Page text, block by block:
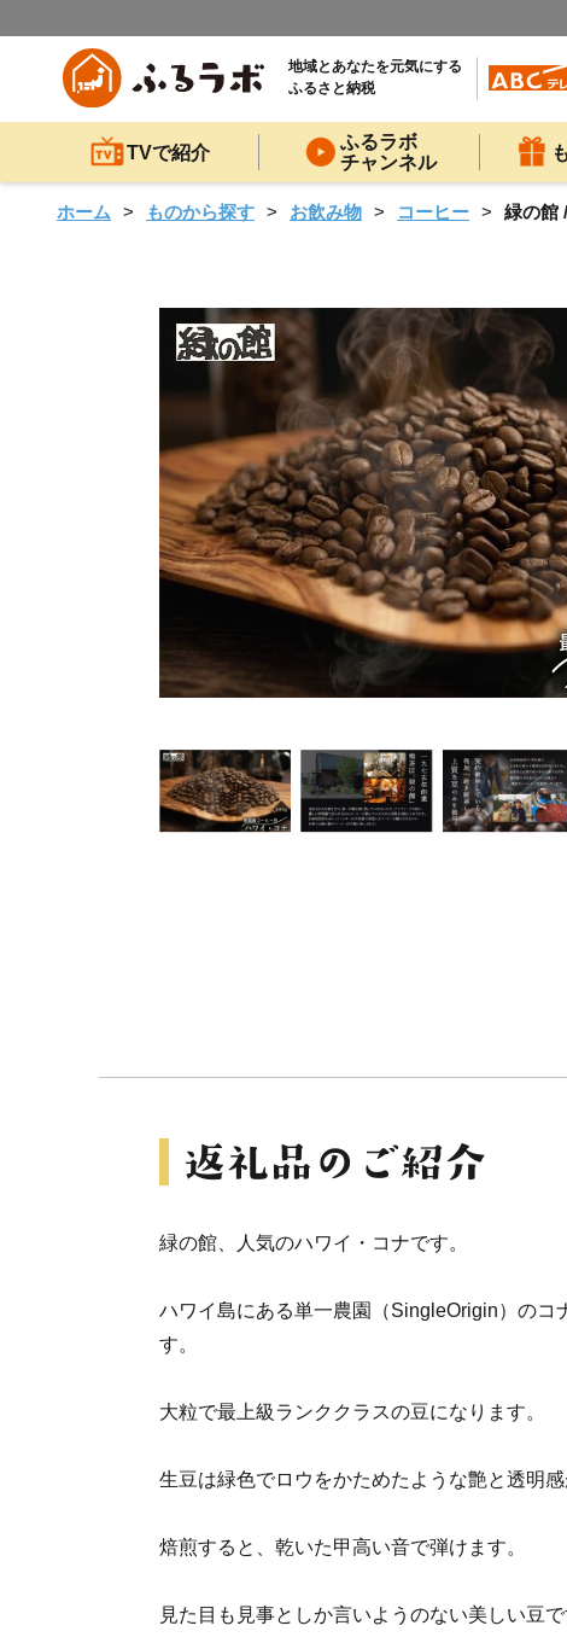
地域とあなたを元気にする
ふるさと納税
TVで紹介
ふるラボ
チャンネル
ホーム ものから探す お飲み物 コーヒー 緑の館
緑の館、人気のハワイ・コナです。
ハワイ島にある単一農園（SingleOrigin）のコ
す。
大粒で最上級ランククラスの豆になります。
生豆は緑色でロウをかためたような艶と透明感
焙煎すると、乾いた甲高い音で弾けます。
見た目も見事としか言いようのない美しい豆で